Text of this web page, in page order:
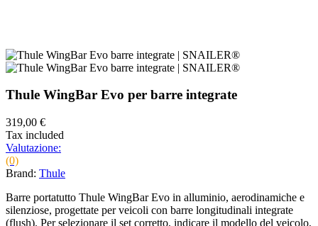
Thule WingBar Evo per barre integrate
319,00 €
Tax included
Valutazione:
(0)
Brand: Thule
Barre portatutto Thule WingBar Evo in alluminio, aerodinamiche e
silenziose, progettate per veicoli con barre longitudinali integrate
(flush). Per selezionare il set corretto, indicare il modello del veicolo,